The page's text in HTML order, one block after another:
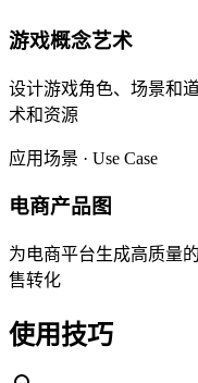
游戏概念艺术
设计游戏角色、场景和
术和资源
应用场景 · Use Case
电商产品图
为电商平台生成高质量
售转化
使用技巧